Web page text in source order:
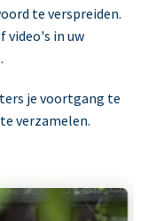
te verspreiden.
video's in uw
je voortgang te
verzamelen.